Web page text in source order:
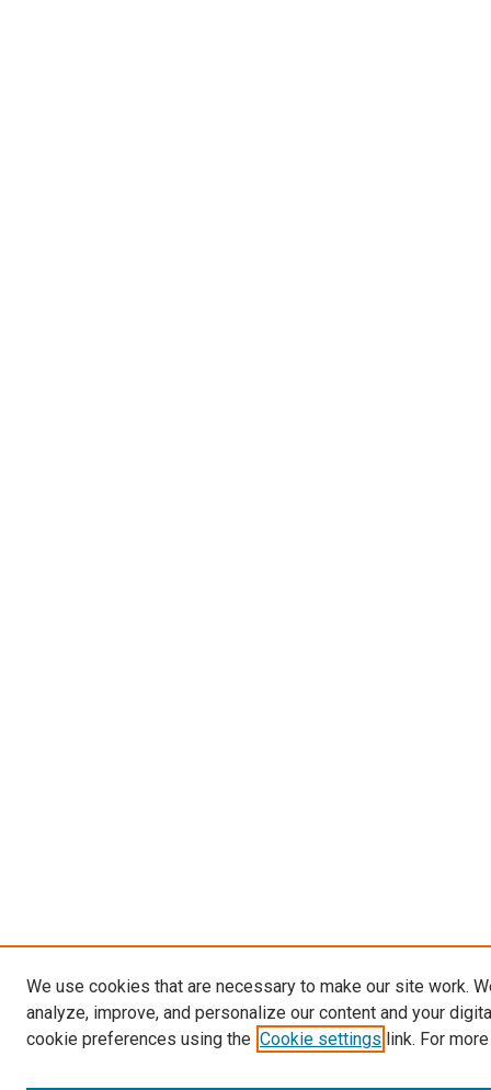
We use cookies that are necessary to make our site work.
analyze, improve, and personalize our content and your
cookie preferences using the Cookie settings link. For